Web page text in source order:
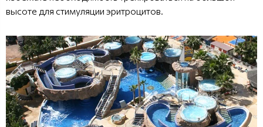
высоте для стимуляции эритроцитов.